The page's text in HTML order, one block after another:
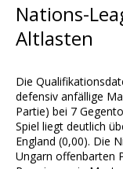
Nations-
Altlasten
Die
defensiv anfällige
Partie) bei 7
Spiel liegt deutlich
England (0,00). Die
Ungarn offenbarten